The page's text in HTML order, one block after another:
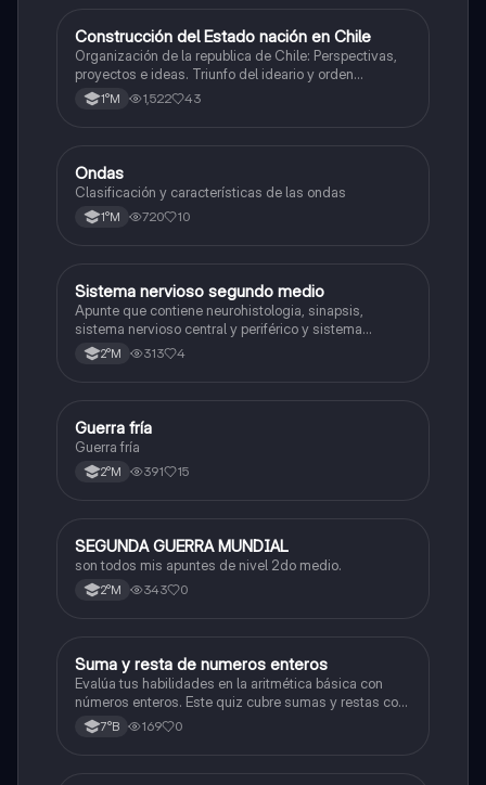
Historia
Construcción del Estado nación en Chile
Organización de la republica de Chile: Perspectivas,
proyectos e ideas. Triunfo del ideario y orden
conservador. Constitución de 1833. "Era Portaliana"
1°M 1,522 43
Física
Ondas
Clasificación y características de las ondas
1°M 720 10
Biología
Sistema nervioso segundo medio
Apunte que contiene neurohistologia, sinapsis,
sistema nervioso central y periférico y sistema
endocrino
2°M 313 4
Historia
Guerra fría
Guerra fría
2°M 391 15
Historia
SEGUNDA GUERRA MUNDIAL
son todos mis apuntes de nivel 2do medio.
2°M 343 0
SMatemáticas
Suma y resta de numeros enteros
Evalúa tus habilidades en la aritmética básica con
números enteros. Este quiz cubre sumas y restas con
números positivos y negativos.
7°B 169 0